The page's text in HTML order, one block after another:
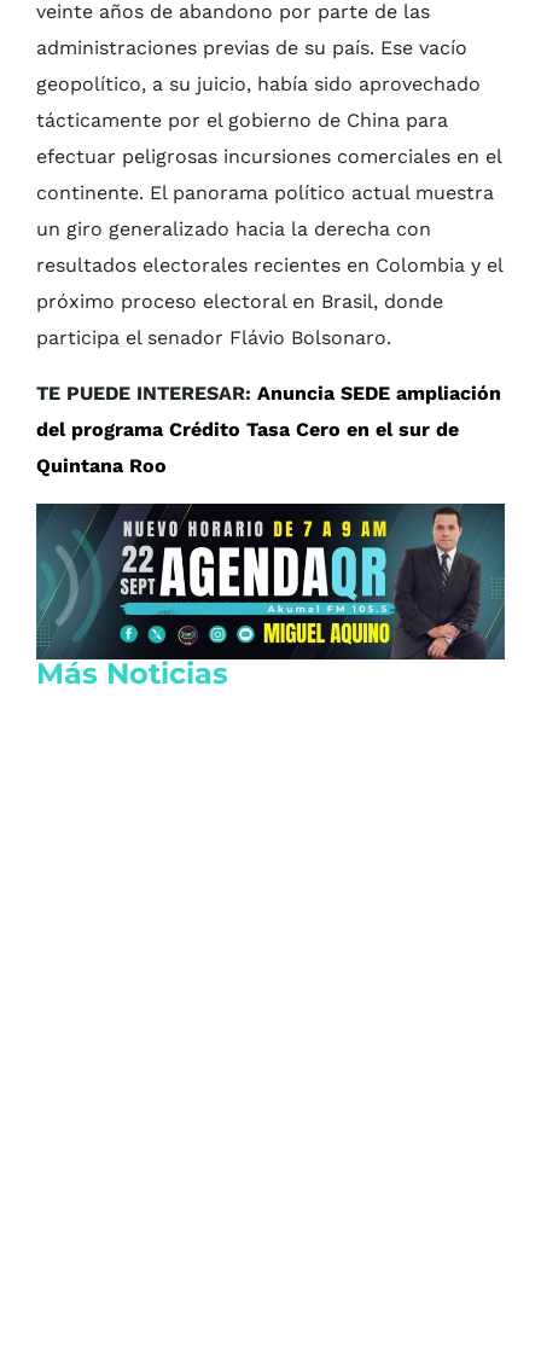
veinte años de abandono por parte de las
administraciones previas de su país. Ese vacío
geopolítico, a su juicio, había sido aprovechado
tácticamente por el gobierno de China para
efectuar peligrosas incursiones comerciales en el
continente. El panorama político actual muestra
un giro generalizado hacia la derecha con
resultados electorales recientes en Colombia y el
próximo proceso electoral en Brasil, donde
participa el senador Flávio Bolsonaro.
TE PUEDE INTERESAR: Anuncia SEDE ampliación
del programa Crédito Tasa Cero en el sur de
Quintana Roo
Más Noticias